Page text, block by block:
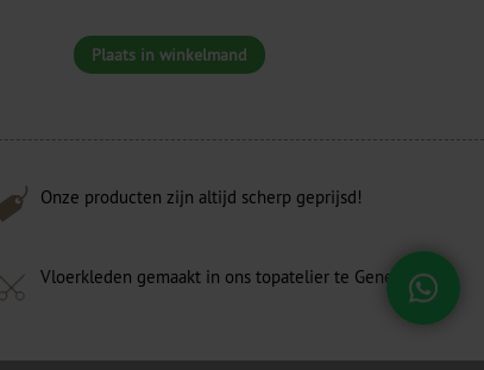
Plaats in winkelmand
Onze producten zijn altijd scherp geprijsd!
Vloerkleden gemaakt in ons topatelier te Genemuiden!